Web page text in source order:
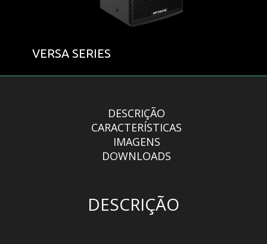
VERSA SERIES
DESCRIÇÃO
CARACTERÍSTICAS
IMAGENS
DOWNLOADS
DESCRIÇÃO